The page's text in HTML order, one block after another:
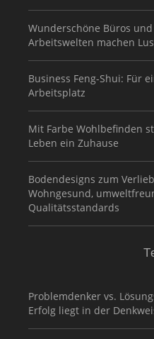
Wunderschöne Büros
Arbeitswelten machen
Business Feng-Shui: Für
Arbeitsplatz
Mit Farbe Wohlbefinden
Leben ein Zuhause
Bodendesigns zum
Wohngesund,
Qualitätsstandards
Problemdenker vs.
Erfolg liegt in der